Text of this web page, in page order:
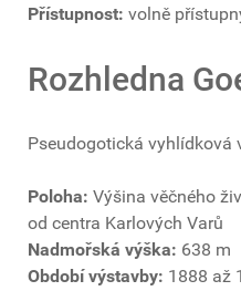
Přístupnost: volně
Rozhledna
Pseudogotická vyhlídková
Poloha: Výšina věčného
od centra Karlových Varů
Nadmořská výška: 638 m
Období výstavby: 1888 až